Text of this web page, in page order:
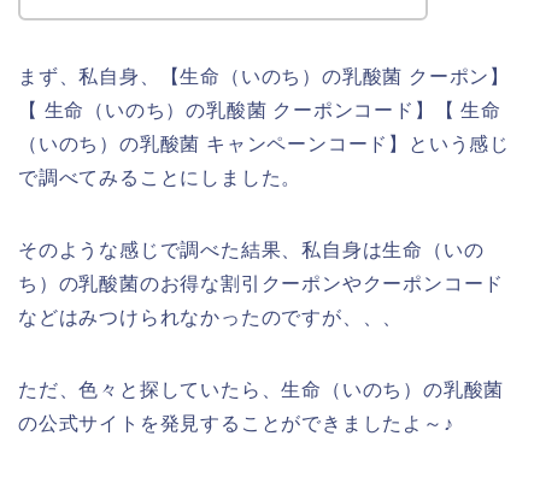
まず、私自身、【生命（いのち）の乳酸菌 クーポン】
【 生命（いのち）の乳酸菌 クーポンコード】【 生命
（いのち）の乳酸菌 キャンペーンコード】という感じ
で調べてみることにしました。
そのような感じで調べた結果、私自身は生命（いの
ち）の乳酸菌のお得な割引クーポンやクーポンコード
などはみつけられなかったのですが、、、
ただ、色々と探していたら、生命（いのち）の乳酸菌
の公式サイトを発見することができましたよ～♪